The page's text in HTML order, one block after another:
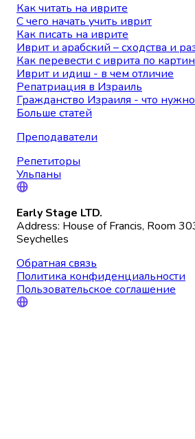
Как читать на иврите
С чего начать учить иврит
Как писать на иврите
Иврит и арабский – сходства и
Как перевести с иврита по
Иврит и идиш - в чем отличие
Репатриация в Израиль
Гражданство Израиля - что
Больше статей
Преподаватели
Репетиторы
Ульпаны
Early Stage LTD.
Address: House of Francis, Room
Seychelles
Обратная связь
Политика конфиденциальности
Пользовательское соглашение